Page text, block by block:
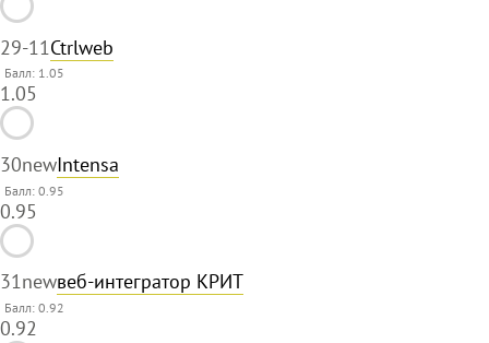
29-11Ctrlweb
Балл: 1.05
1.05
30newIntensa
Балл: 0.95
0.95
31newвеб-интегратор КРИТ
Балл: 0.92
0.92